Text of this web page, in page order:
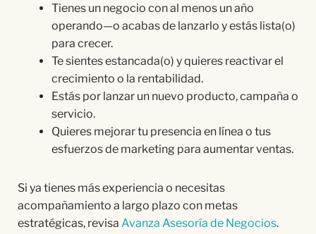
Tienes un negocio con al menos un año
operando—o acabas de lanzarlo y estás lista(o)
para crecer.
Te sientes estancada(o) y quieres reactivar el
crecimiento o la rentabilidad.
Estás por lanzar un nuevo producto, campaña o
servicio.
Quieres mejorar tu presencia en línea o tus
esfuerzos de marketing para aumentar ventas.
Si ya tienes más experiencia o necesitas
acompañamiento a largo plazo con metas
estratégicas, revisa Avanza Asesoría de Negocios.